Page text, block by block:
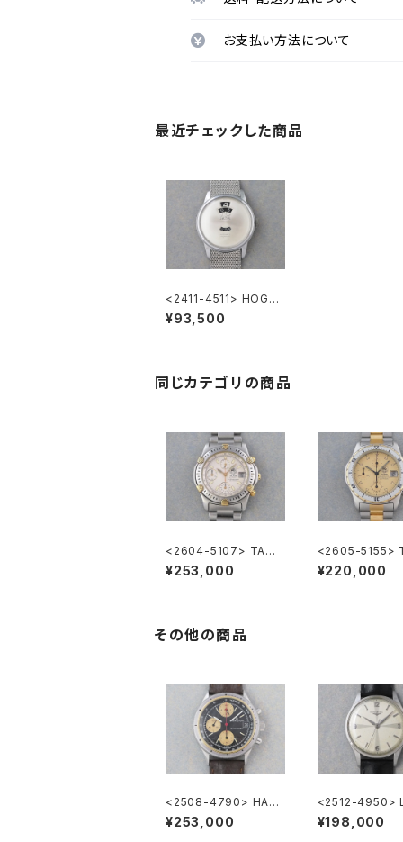
お支払い方法について
最近チェックした商品
<2411-4511> HOGA
DIRECTIME
¥93,500
同じカテゴリの商品
<2604-5107> TAGH
EUER Super 2000 C
hronograph
¥253,000
<2605-5155>
EUER 2000
raph
¥220,000
その他の商品
<2508-4790> HAMI
LTON Chronograph
¥253,000
<2512-4950>
INES
¥198,000